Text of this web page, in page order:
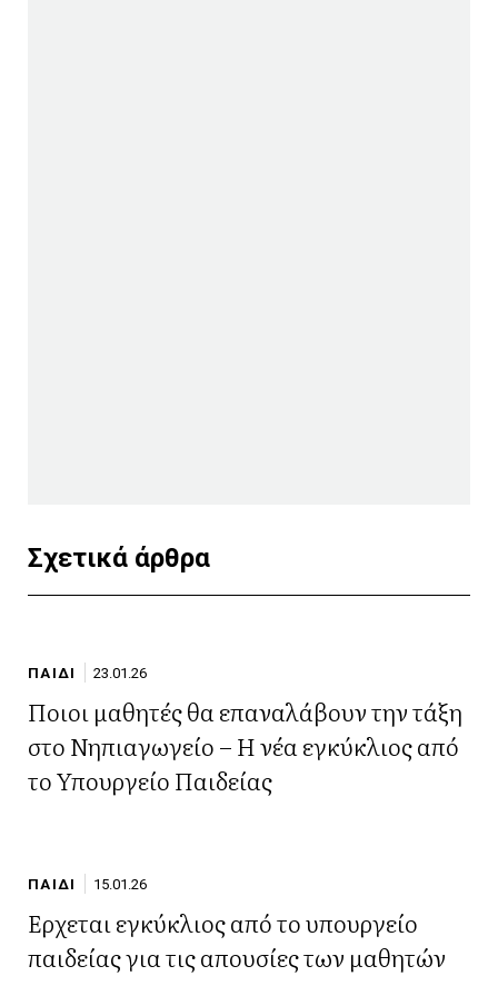
Σχετικά άρθρα
ΠΑΙΔΙ 23.01.26
Ποιοι μαθητές θα επαναλάβουν την τάξη
στο Νηπιαγωγείο – Η νέα εγκύκλιος από
το Υπουργείο Παιδείας
ΠΑΙΔΙ 15.01.26
Έρχεται εγκύκλιος από το υπουργείο
παιδείας για τις απουσίες των μαθητών